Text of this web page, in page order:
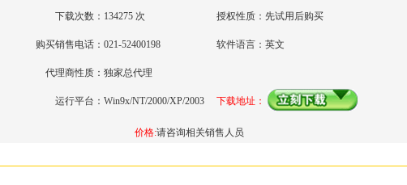
下载次数： 134275 次 授权性质： 先试用后购买
购买销售电话： 021-52400198 软件语言： 英文
代理商性质： 独家总代理
运行平台： Win9x/NT/2000/XP/2003 下载地址：
价格:请咨询相关销售人员